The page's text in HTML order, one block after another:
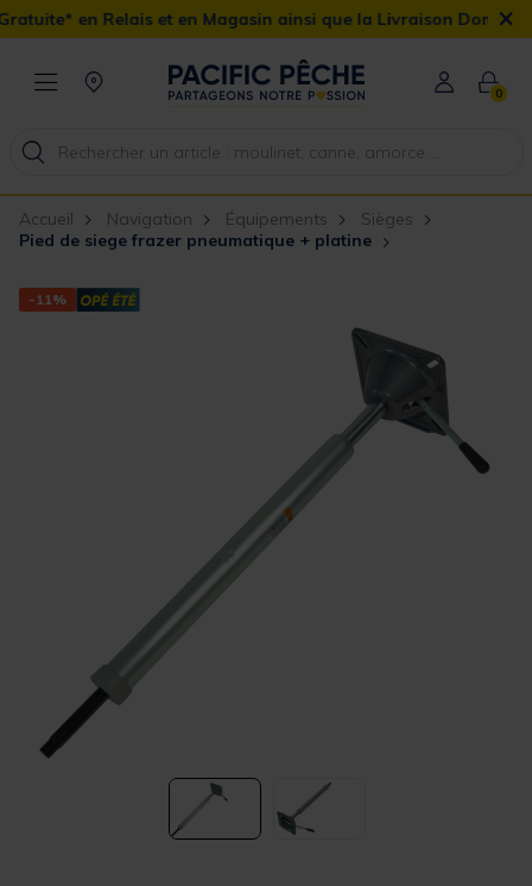
et en Magasin ainsi que la Livraison Domicile offerte dès 90€
×
0
Accueil Navigation Équipements
Sièges
Pied de siege frazer pneumatique + platine
-11%